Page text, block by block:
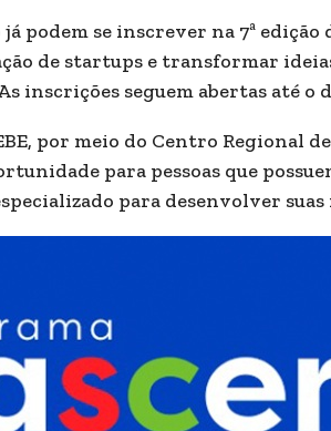
podem se inscrever na 7ª edição
de startups e transformar
inscrições seguem abertas até o
por meio do Centro Regional
para pessoas que
para desenvolver suas